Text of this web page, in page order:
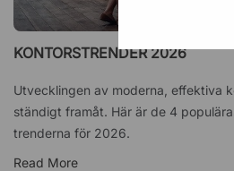
KONTORSTRENDER 2026
Utvecklingen av moderna, effektiva
ständigt framåt. Här är de 4
trenderna för 2026.
Read More